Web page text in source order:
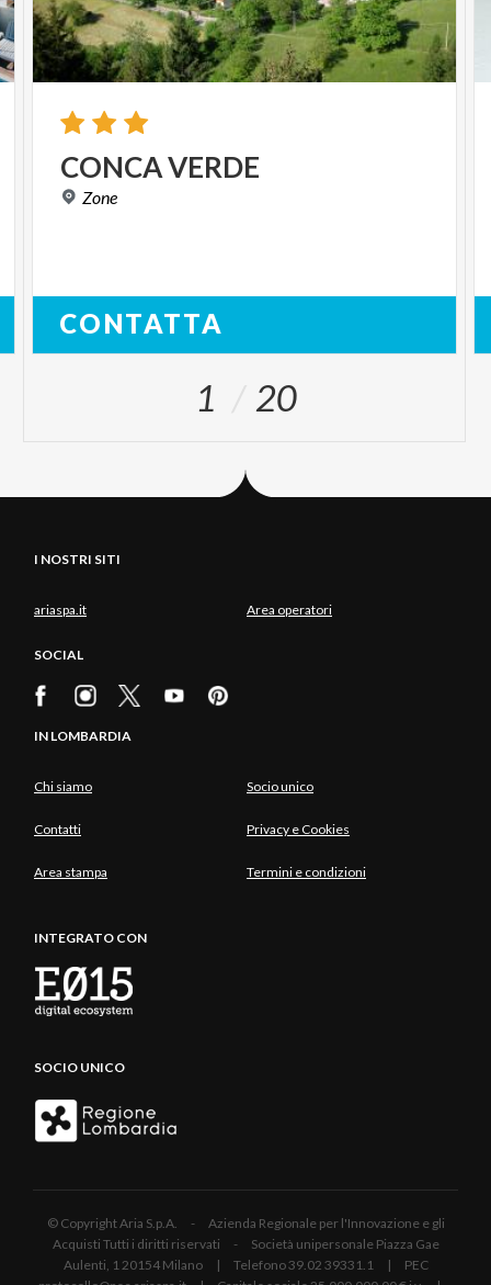
CONCAVERDE
Zone
CONTATTA
1 20
I NOSTRI SITI
ariaspa.it Area operatori
SOCIAL
IN LOMBARDIA
Chi siamo Socio unico
Contatti Privacy e Cookies
Area stampa Termini e condizioni
INTEGRATO CON
SOCIO UNICO
© Copyright Aria S.p.A. - Azienda Regionale per l'Innovazione e gli
Acquisti Tutti i diritti riservati - Società unipersonale Piazza Gae
Aulenti, 1 20154 Milano | Telefono 39.02 39331.1 | PEC